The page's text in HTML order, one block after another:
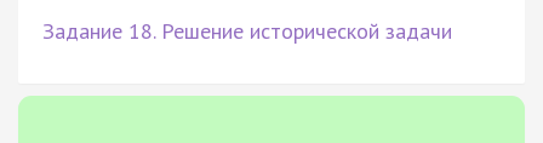
Задание 18. Решение исторической задачи